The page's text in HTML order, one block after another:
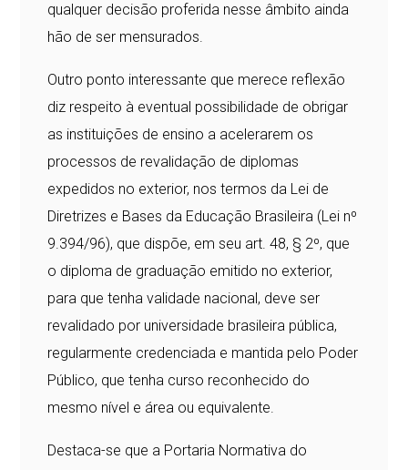
qualquer decisão proferida nesse âmbito ainda
hão de ser mensurados.
Outro ponto interessante que merece reflexão
diz respeito à eventual possibilidade de obrigar
as instituições de ensino a acelerarem os
processos de revalidação de diplomas
expedidos no exterior, nos termos da Lei de
Diretrizes e Bases da Educação Brasileira (Lei nº
9.394/96), que dispõe, em seu art. 48, § 2º, que
o diploma de graduação emitido no exterior,
para que tenha validade nacional, deve ser
revalidado por universidade brasileira pública,
regularmente credenciada e mantida pelo Poder
Público, que tenha curso reconhecido do
mesmo nível e área ou equivalente.
Destaca-se que a Portaria Normativa do